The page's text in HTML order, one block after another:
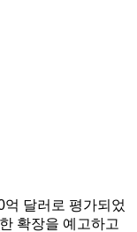
억 달러로 평가되었
확장을 예고하고